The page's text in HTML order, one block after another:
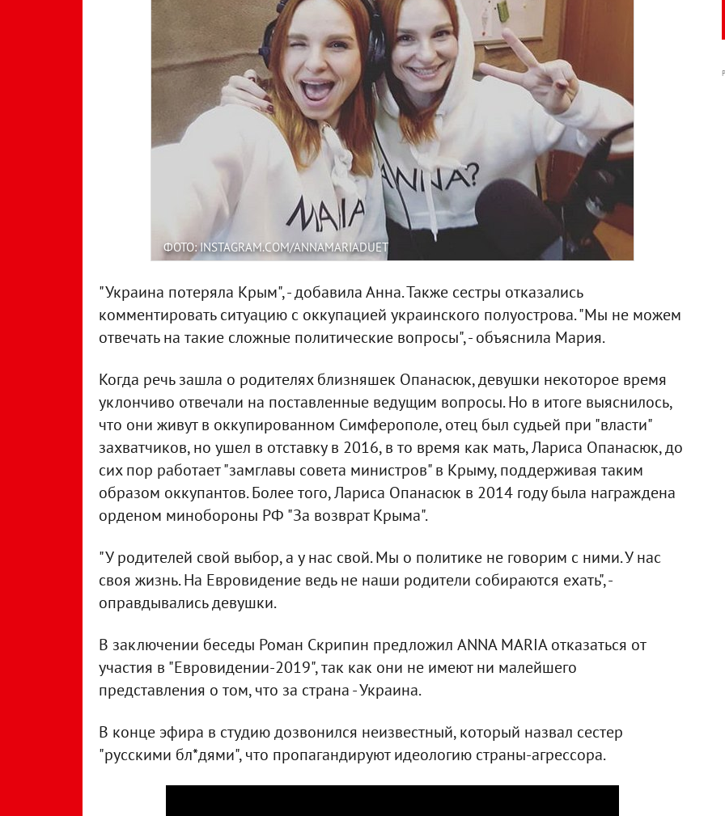
ФОТО: INSTAGRAM.COM/ANNAMARIADUET
"Украина потеряла Крым", - добавила Анна. Также сестры отказались
комментировать ситуацию с оккупацией украинского полуострова. "Мы не можем
отвечать на такие сложные политические вопросы", - объяснила Мария.
Когда речь зашла о родителях близняшек Опанасюк, девушки некоторое время
уклончиво отвечали на поставленные ведущим вопросы. Но в итоге выяснилось,
что они живут в оккупированном Симферополе, отец был судьей при "власти"
захватчиков, но ушел в отставку в 2016, в то время как мать, Лариса Опанасюк, до
сих пор работает "замглавы совета министров" в Крыму, поддерживая таким
образом оккупантов. Более того, Лариса Опанасюк в 2014 году была награждена
орденом минобороны РФ "За возврат Крыма".
"У родителей свой выбор, а у нас свой. Мы о политике не говорим с ними. У нас
своя жизнь. На Евровидение ведь не наши родители собираются ехать", -
оправдывались девушки.
В заключении беседы Роман Скрипин предложил ANNA MARIA отказаться от
участия в "Евровидении-2019", так как они не имеют ни малейшего
представления о том, что за страна - Украина.
В конце эфира в студию дозвонился неизвестный, который назвал сестер
"русскими бл*дями", что пропагандируют идеологию страны-агрессора.